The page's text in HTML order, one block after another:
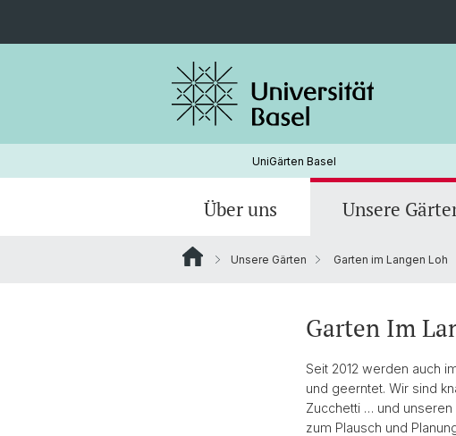
UniGärten Basel
Über uns Unsere
Unsere Gärten Garten im Langen Loh
Garten Im
Seit 2012 werden auch
und geerntet. Wir sind
Zucchetti … und unseren
zum Plausch und